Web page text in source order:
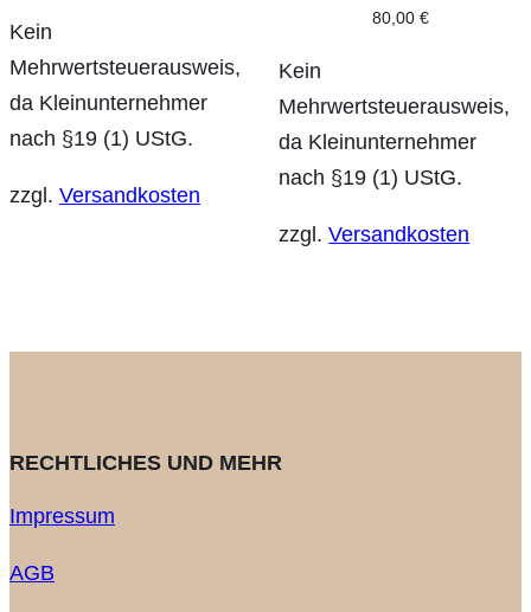
Kein
Mehrwertsteuerausweis,
da Kleinunternehmer
nach §19 (1) UStG.
zzgl. Versandkosten
80,00 €
Kein
Mehrwertsteuerausweis,
da Kleinunternehmer
nach §19 (1) UStG.
zzgl.Versandkosten
RECHTLICHES UND MEHR
Impressum
AGB